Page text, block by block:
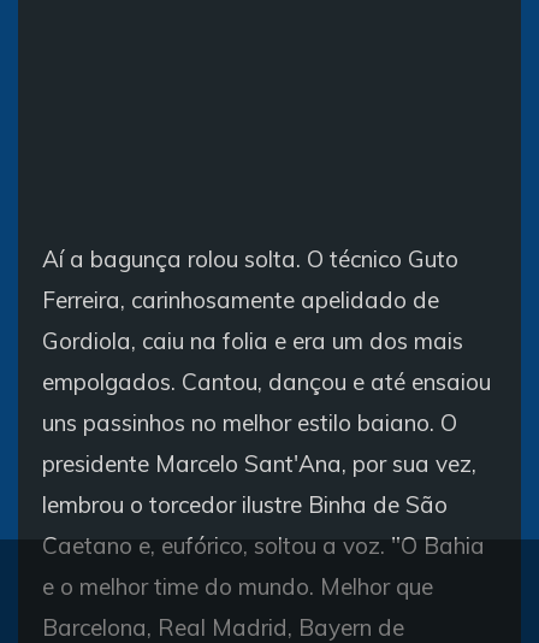
Aí a bagunça rolou solta. O técnico Guto
Ferreira, carinhosamente apelidado de
Gordiola, caiu na folia e era um dos mais
empolgados. Cantou, dançou e até ensaiou
uns passinhos no melhor estilo baiano. O
presidente Marcelo Sant'Ana, por sua vez,
lembrou o torcedor ilustre Binha de São
Caetano e, eufórico, soltou a voz. "O Bahia
e o melhor time do mundo. Melhor que
Barcelona, Real Madrid, Bayern de